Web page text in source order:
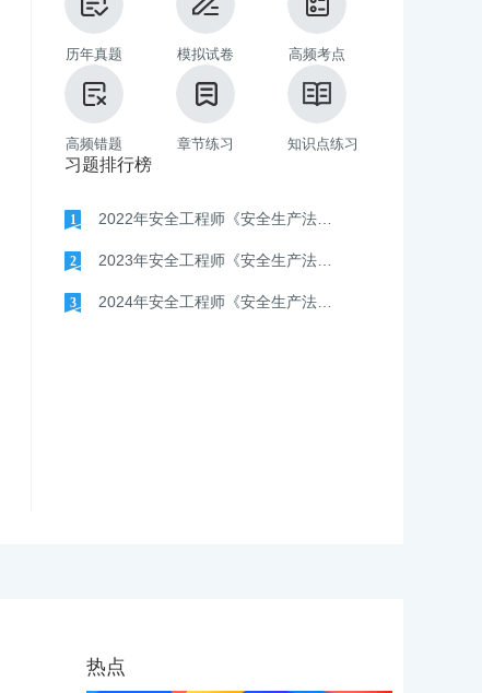
配套保障 备考方案
频解析
历年真题 模拟试卷 高频考点
高频错题 章节练习 知识点练习
习题排行榜
1
2
3
热点